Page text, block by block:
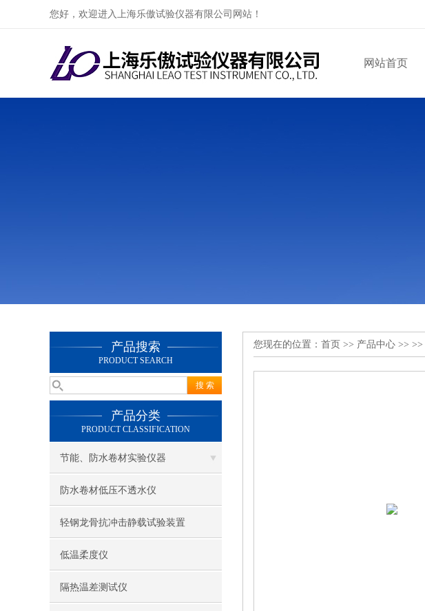
您好，欢迎进入上海乐傲试验仪器有限公司网站！
网站首页
产品搜索
PRODUCT SEARCH
产品分类
PRODUCT CLASSIFICATION
节能、防水卷材实验仪器
防水卷材低压不透水仪
轻钢龙骨抗冲击静载试验装置
低温柔度仪
隔热温差测试仪
您现在的位置： 首页 >> 产品中心 >> >>